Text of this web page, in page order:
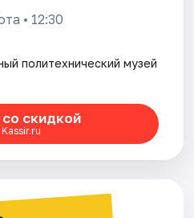
• 12:30
политехнический музей
скидкой